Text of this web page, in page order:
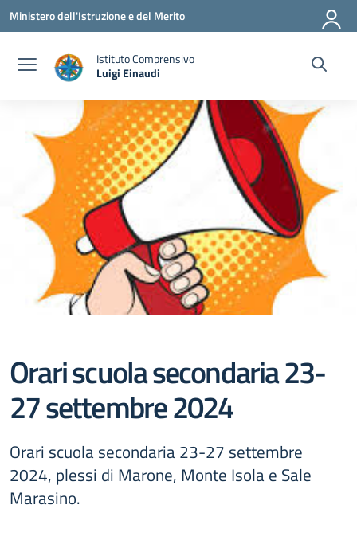
Vai ai contenuti
Vai al menu di navigazione
Vai al footer
Ministero dell'Istruzione e del Merito
Istituto Comprensivo
Luigi Einaudi
— Visita la pagina iniziale della scuola
Orari scuola secondaria 23-
27 settembre 2024
Orari scuola secondaria 23-27 settembre
2024, plessi di Marone, Monte Isola e Sale
Marasino.